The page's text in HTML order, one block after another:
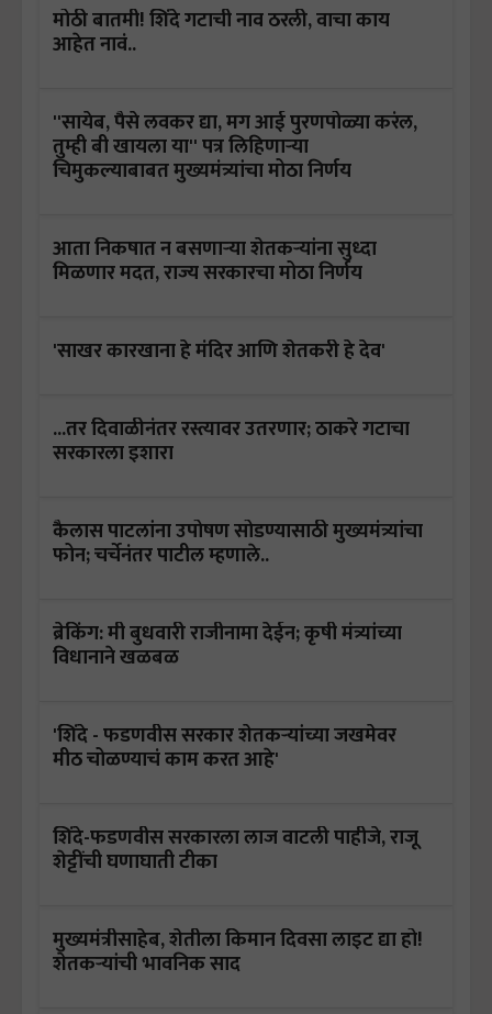
मोठी बातमी! शिंदे गटाची नाव ठरली, वाचा काय
आहेत नावं..
''सायेब, पैसे लवकर द्या, मग आई पुरणपोळ्या करंल,
तुम्ही बी खायला या'' पत्र लिहिणाऱ्या
चिमुकल्याबाबत मुख्यमंत्र्यांचा मोठा निर्णय
आता निकषात न बसणाऱ्या शेतकऱ्यांना सुध्दा
मिळणार मदत, राज्य सरकारचा मोठा निर्णय
'साखर कारखाना हे मंदिर आणि शेतकरी हे देव'
...तर दिवाळीनंतर रस्त्यावर उतरणार; ठाकरे गटाचा
सरकारला इशारा
कैलास पाटलांना उपोषण सोडण्यासाठी मुख्यमंत्र्यांचा
फोन; चर्चेनंतर पाटील म्हणाले..
ब्रेकिंग: मी बुधवारी राजीनामा देईन; कृषी मंत्र्यांच्या
विधानाने खळबळ
'शिंदे - फडणवीस सरकार शेतकऱ्यांच्या जखमेवर
मीठ चोळण्याचं काम करत आहे'
शिंदे-फडणवीस सरकारला लाज वाटली पाहीजे, राजू
शेट्टींची घणाघाती टीका
मुख्यमंत्रीसाहेब, शेतीला किमान दिवसा लाइट द्या हो!
शेतकऱ्यांची भावनिक साद